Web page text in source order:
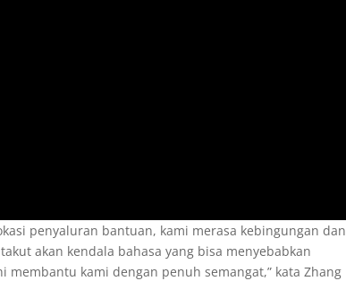
penyaluran bantuan, kami merasa kebingungan dan
akan kendala bahasa yang bisa menyebabkan
kami dengan penuh semangat,” kata Zhang